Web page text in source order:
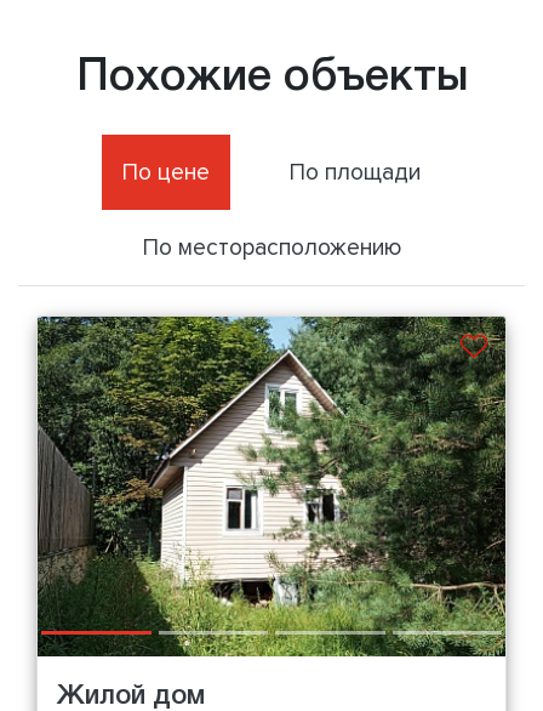
Похожие объекты
По цене По площади
По месторасположению
Жилой дом